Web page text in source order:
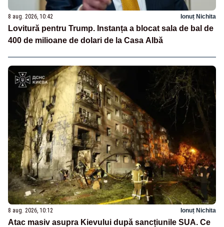
8 aug. 2026, 10:42 Ionuț Nichita
Lovitură pentru Trump. Instanța a blocat sala de bal de
400 de milioane de dolari de la Casa Albă
8 aug. 2026, 10:12 Ionuț Nichita
Atac masiv asupra Kievului după sancțiunile SUA. Ce